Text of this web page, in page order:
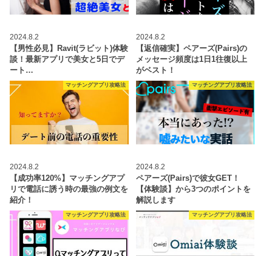
2024.8.2
【男性必見】Ravit(ラビット)体験
談！最新アプリで美女と5日でデ
ート…
2024.8.2
【返信確実】ペアーズ(Pairs)の
メッセージ頻度は1日1往復以上
がベスト！
マッチングアプリ攻略法
2024.8.2
【成功率120%】マッチングアプ
リで電話に誘う時の最強の例文を
紹介！
マッチングアプリ攻略法
2024.8.2
ペアーズ(Pairs)で彼女GET！
【体験談】から3つのポイントを
解説します
マッチングアプリ攻略法 マッチングアプリ攻略法